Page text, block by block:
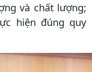
và chất lượng;
hiện đúng quy